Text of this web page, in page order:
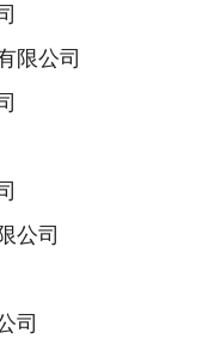
限公司
公司
司